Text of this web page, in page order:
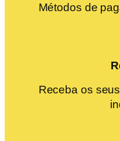
Métodos de
Receba os